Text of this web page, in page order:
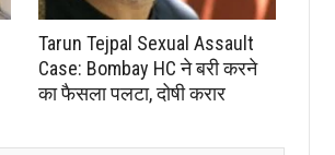
Tarun Tejpal Sexual Assault
Case: Bombay HC ने बरी करने
का फैसला पलटा, दोषी करार